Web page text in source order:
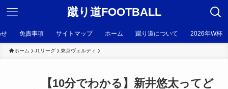
蹴り道FOOTBALL
免責事項 サイトマップ ホーム 蹴り道について 2026年W杯
ホーム J1リーグ 東京ヴェルディ
【10分でわかる】新井悠太ってど